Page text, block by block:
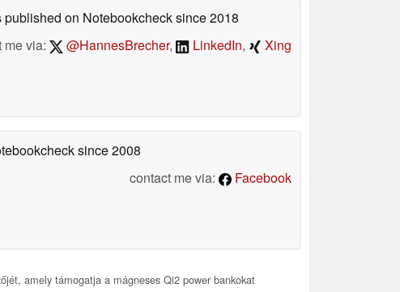
published on Notebookchecksince 2018
me via:
@HannesBrecher, LinkedIn, Xing
since 2008
contact me via:
Facebook
amely támogatja a mágneses Qi2 power bankokat